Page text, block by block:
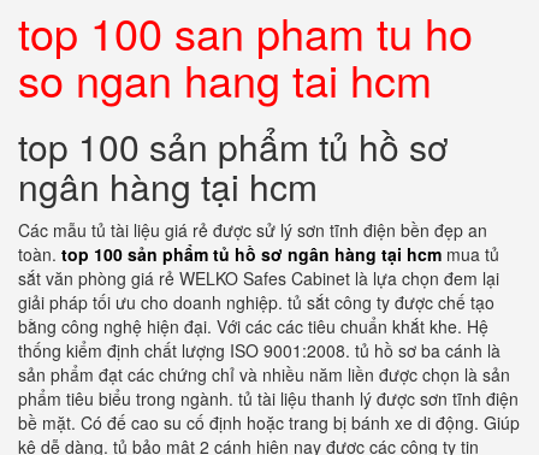
top 100 san pham tu ho
so ngan hang tai hcm
top 100 sản phẩm tủ hồ sơ
ngân hàng tại hcm
Các mẫu tủ tài liệu giá rẻ được sử lý sơn tĩnh điện bền đẹp an
toàn. top 100 sản phẩm tủ hồ sơ ngân hàng tại hcm mua tủ
sắt văn phòng giá rẻ WELKO Safes Cabinet là lựa chọn đem lại
giải pháp tối ưu cho doanh nghiệp. tủ sắt công ty được chế tạo
bằng công nghệ hiện đại. Với các các tiêu chuẩn khắt khe. Hệ
thống kiểm định chất lượng ISO 9001:2008. tủ hồ sơ ba cánh là
sản phẩm đạt các chứng chỉ và nhiều năm liền được chọn là sản
phẩm tiêu biểu trong ngành. tủ tài liệu thanh lý được sơn tĩnh điện
bề mặt. Có đế cao su cố định hoặc trang bị bánh xe di động. Giúp
kê dễ dàng. tủ bảo mật 2 cánh hiện nay được các công ty tin